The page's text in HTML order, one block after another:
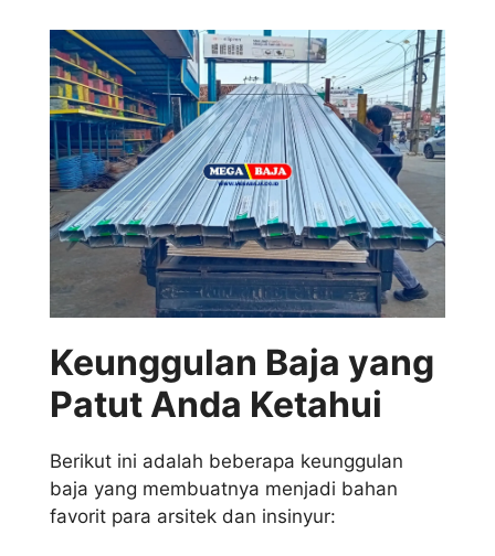
Keunggulan Baja yang
Patut Anda Ketahui
Berikut ini adalah beberapa keunggulan
baja yang membuatnya menjadi bahan
favorit para arsitek dan insinyur: